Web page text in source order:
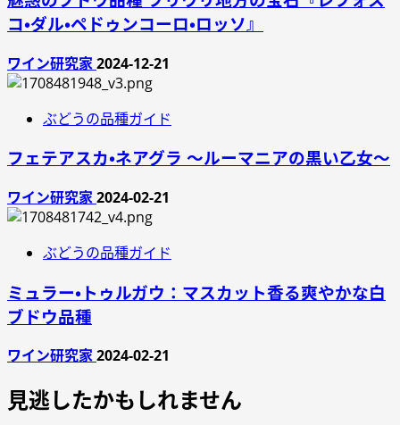
コ・ダル・ペドゥンコーロ・ロッソ』
ワイン研究家2024-12-21
ぶどうの品種ガイド
フェテアスカ・ネアグラ ～ルーマニアの黒い乙女～
ワイン研究家2024-02-21
ぶどうの品種ガイド
ミュラー・トゥルガウ：マスカット香る爽やかな白
ブドウ品種
ワイン研究家2024-02-21
見逃したかもしれません